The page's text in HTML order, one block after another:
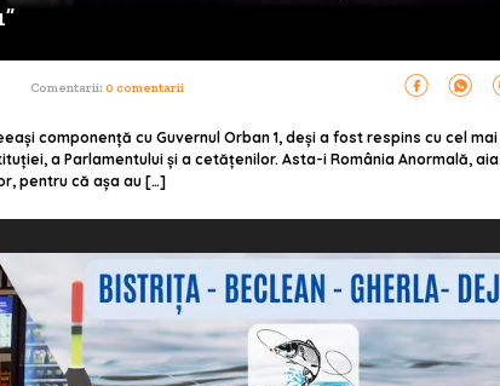
Comentarii: 0 comentarii
componență cu Guvernul Orban 1, deși a fost respins cu cel mai
a Parlamentului și a cetățenilor. Asta-i România Anormală, aia
pentru că așa au […]